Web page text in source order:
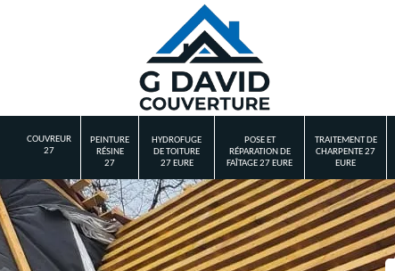
COUVREUR
27
PEINTURE
RÉSINE
27
HYDROFUGE
DE TOITURE
27 EURE
POSE ET
RÉPARATION DE
FAÎTAGE 27 EURE
TRAITEMENT DE
CHARPENTE 27
EURE